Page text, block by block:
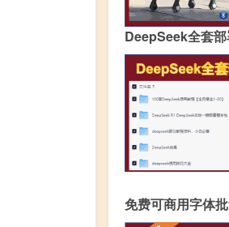
DeepSeek全套
免费可商用字体